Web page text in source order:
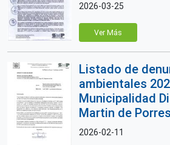
2026-03-25
Ver Más
Listado de
ambientales
Municipalidad
Martin de Porres
2026-02-11